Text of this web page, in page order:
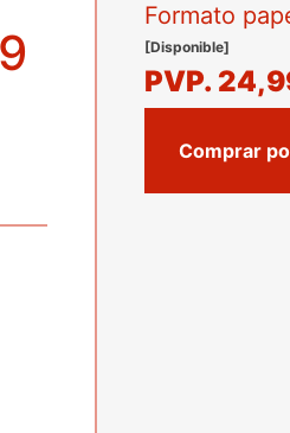
Formato
[Disponible]
PVP.